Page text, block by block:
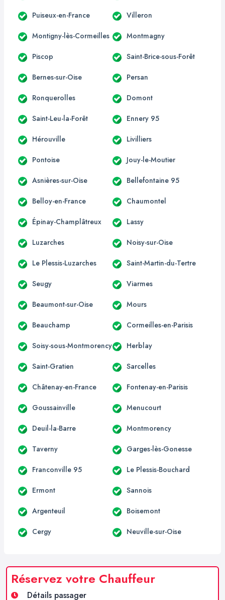
Puiseux-en-France Villeron
Montigny-lès-Cormeilles Montmagny
Piscop Saint-Brice-sous-Forêt
Bernes-sur-Oise Persan
Ronquerolles Domont
Saint-Leu-la-Forêt Ennery 95
Hérouville Livilliers
Pontoise Jouy-le-Moutier
Asnières-sur-Oise Bellefontaine 95
Belloy-en-France Chaumontel
Épinay-Champlâtreux Lassy
Luzarches Noisy-sur-Oise
Le Plessis-Luzarches Saint-Martin-du-Tertre
Seugy Viarmes
Beaumont-sur-Oise Mours
Beauchamp Cormeilles-en-Parisis
Soisy-sous-Montmorency Herblay
Saint-Gratien Sarcelles
Châtenay-en-France Fontenay-en-Parisis
Goussainville Menucourt
Deuil-la-Barre Montmorency
Taverny Garges-lès-Gonesse
Franconville 95 Le Plessis-Bouchard
Ermont Sannois
Argenteuil Boisemont
Cergy Neuville-sur-Oise
Réservez votre Chauffeur
Détails passager